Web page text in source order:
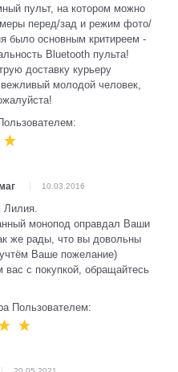
пульт, на котором можно
перед/зад и режим фото/
было основным критиреем -
Bluetooth пульта!
доставку курьеру
молодой человек,
10.03.2016
Лилия.
монопод оправдал Ваши
же рады, что вы довольны
Ваше пожелание)
вас с покупкой, обращайтесь
Пользователем: